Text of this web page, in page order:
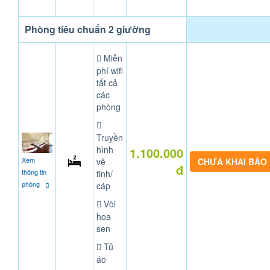
Phòng tiêu chuẩn 2 giường
Xem
thông tin
phòng
Miễn
phí wifi
tất cả
các
phòng
Truyền
hình
vệ
tinh/
cáp
Vòi
hoa
sen
Tủ
áo
1.100.000
đ
CHƯA KHAI BÁO